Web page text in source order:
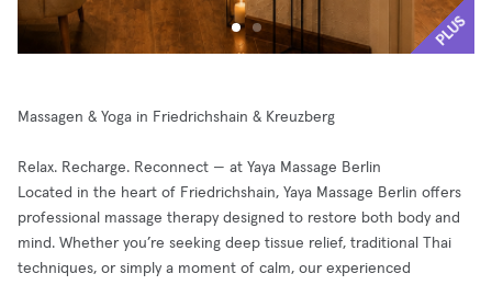
PLUS
Massagen & Yoga in Friedrichshain & Kreuzberg
Relax. Recharge. Reconnect — at Yaya Massage Berlin
Located in the heart of Friedrichshain, Yaya Massage Berlin offers
professional massage therapy designed to restore both body and
mind. Whether you’re seeking deep tissue relief, traditional Thai
techniques, or simply a moment of calm, our experienced